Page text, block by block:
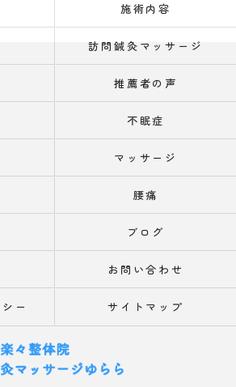
施術内容
訪問鍼灸マッサージ
推薦者の声
不眠症
マッサージ
腰痛
ブログ
お問い合わせ
ー サイトマップ